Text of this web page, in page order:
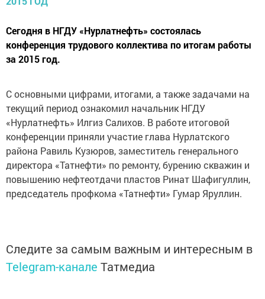
Сегодня в НГДУ «Нурлатнефть» состоялась
конференция трудового коллектива по итогам работы
за 2015 год.
С основными цифрами, итогами, а также задачами на
текущий период ознакомил начальник НГДУ
«Нурлатнефть» Илгиз Салихов. В работе итоговой
конференции приняли участие глава Нурлатского
района Равиль Кузюров, заместитель генерального
директора «Татнефти» по ремонту, бурению скважин и
повышению нефтеотдачи пластов Ринат Шафигуллин,
председатель профкома «Татнефти» Гумар Яруллин.
Следите за самым важным и интересным в
Telegram-канале Татмедиа